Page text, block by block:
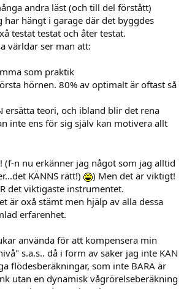
andra läst (och till del förstått)
har hängt i garage där det byggdes
testat testat och åter testat.
världar ser man att:
som praktik
hörnen. 80% av optimalt är oftast så
ersätta teori, och ibland blir det rena
inte ens för sig själv kan motivera allt
(f-n nu erkänner jag något som jag alltid
KÄNNS rätt!)
) Men det är viktigt!
det viktigaste instrumentet.
är oxå stämt men hjälp av alla dessa
erfarenhet.
använda för att kompensera min
s.a.s.. då i form av saker jag inte KAN
flödesberäkningar, som inte BARA är
utan en dynamisk vågrörelseberäkning